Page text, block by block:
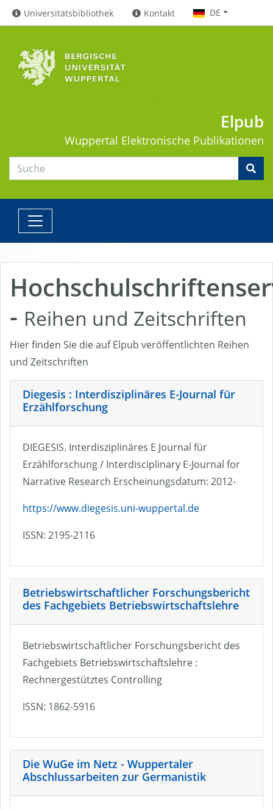
Universitätsbibliothek Kontakt DE
Elpub
Wuppertal Elektronische Publikationen
- Reihen und Zeitschriften
Hier finden Sie die auf Elpub veröffentlichten Reihen
und Zeitschriften
Diegesis : Interdisziplinäres E-Journal für
Erzählforschung
DIEGESIS. Interdisziplinäres E Journal für
Erzählforschung / Interdisciplinary E-Journal for
Narrative Research Erscheinungsdatum: 2012-
https://www.diegesis.uni-wuppertal.de
ISSN: 2195-2116
Betriebswirtschaftlicher Forschungsbericht
des Fachgebiets Betriebswirtschaftslehre
Betriebswirtschaftlicher Forschungsbericht des
Fachgebiets Betriebswirtschaftslehre :
Rechnergestütztes Controlling
ISSN: 1862-5916
Die WuGe im Netz - Wuppertaler
Abschlussarbeiten zur Germanistik